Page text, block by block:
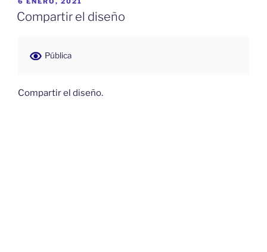
EL
Compartir el diseño
Pública
Compartir el diseño.